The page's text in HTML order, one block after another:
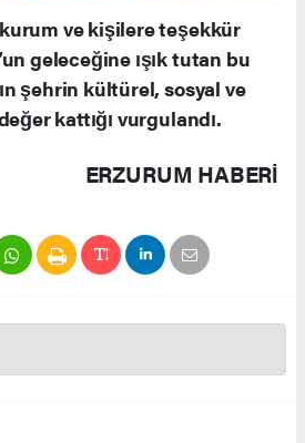
ve kişilere teşekkür
geleceğine ışık tutan bu
şehrin kültürel, sosyal ve
kattığı vurgulandı.
ERZURUM HABERİ